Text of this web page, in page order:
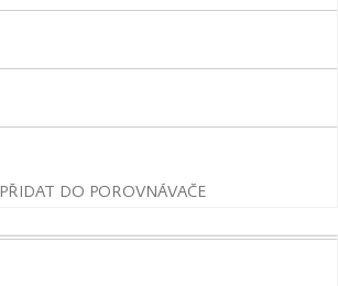
PŘIDAT DO POROVNÁVAČE